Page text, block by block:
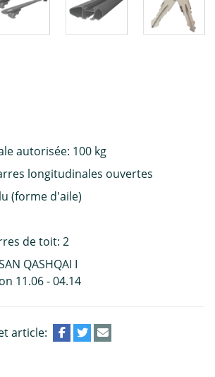
autorisée: 100 kg
longitudinales ouvertes
(forme d'aile)
de toit: 2
QASHQAI I
11.06 - 04.14
article: